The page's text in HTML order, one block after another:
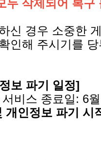
두 삭제되어 복구
신 경우 소중한
인해 주시기를
보 파기 일정]
비스 종료일: 6
개인정보 파기 시